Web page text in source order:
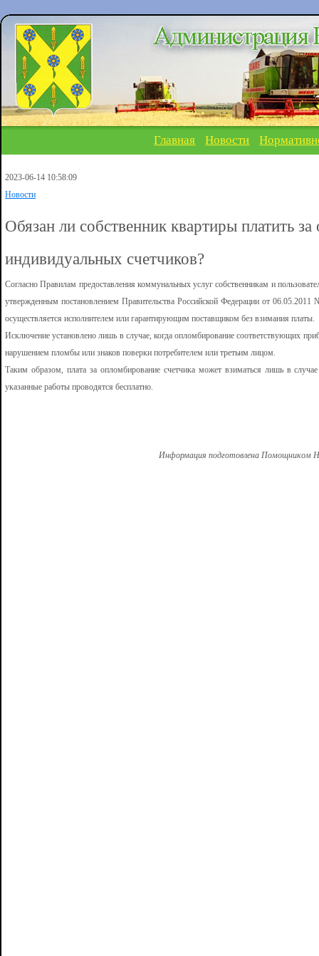
Главная Новости
2023-06-14 10:58:09
Новости
Обязан ли собственник квартиры платить
индивидуальных счетчиков?
Согласно Правилам предоставления коммунальных услуг собственникам и
утвержденным постановлением Правительства Российской Федерации от
осуществляется исполнителем или гарантирующим поставщиком без взимания платы.
Исключение установлено лишь в случае, когда опломбирование соответствующих
нарушением пломбы или знаков поверки потребителем или третьим лицом.
Таким образом, плата за опломбирование счетчика может взиматься лишь в
указанные работы проводятся бесплатно.
Информация подготовлена Помощником